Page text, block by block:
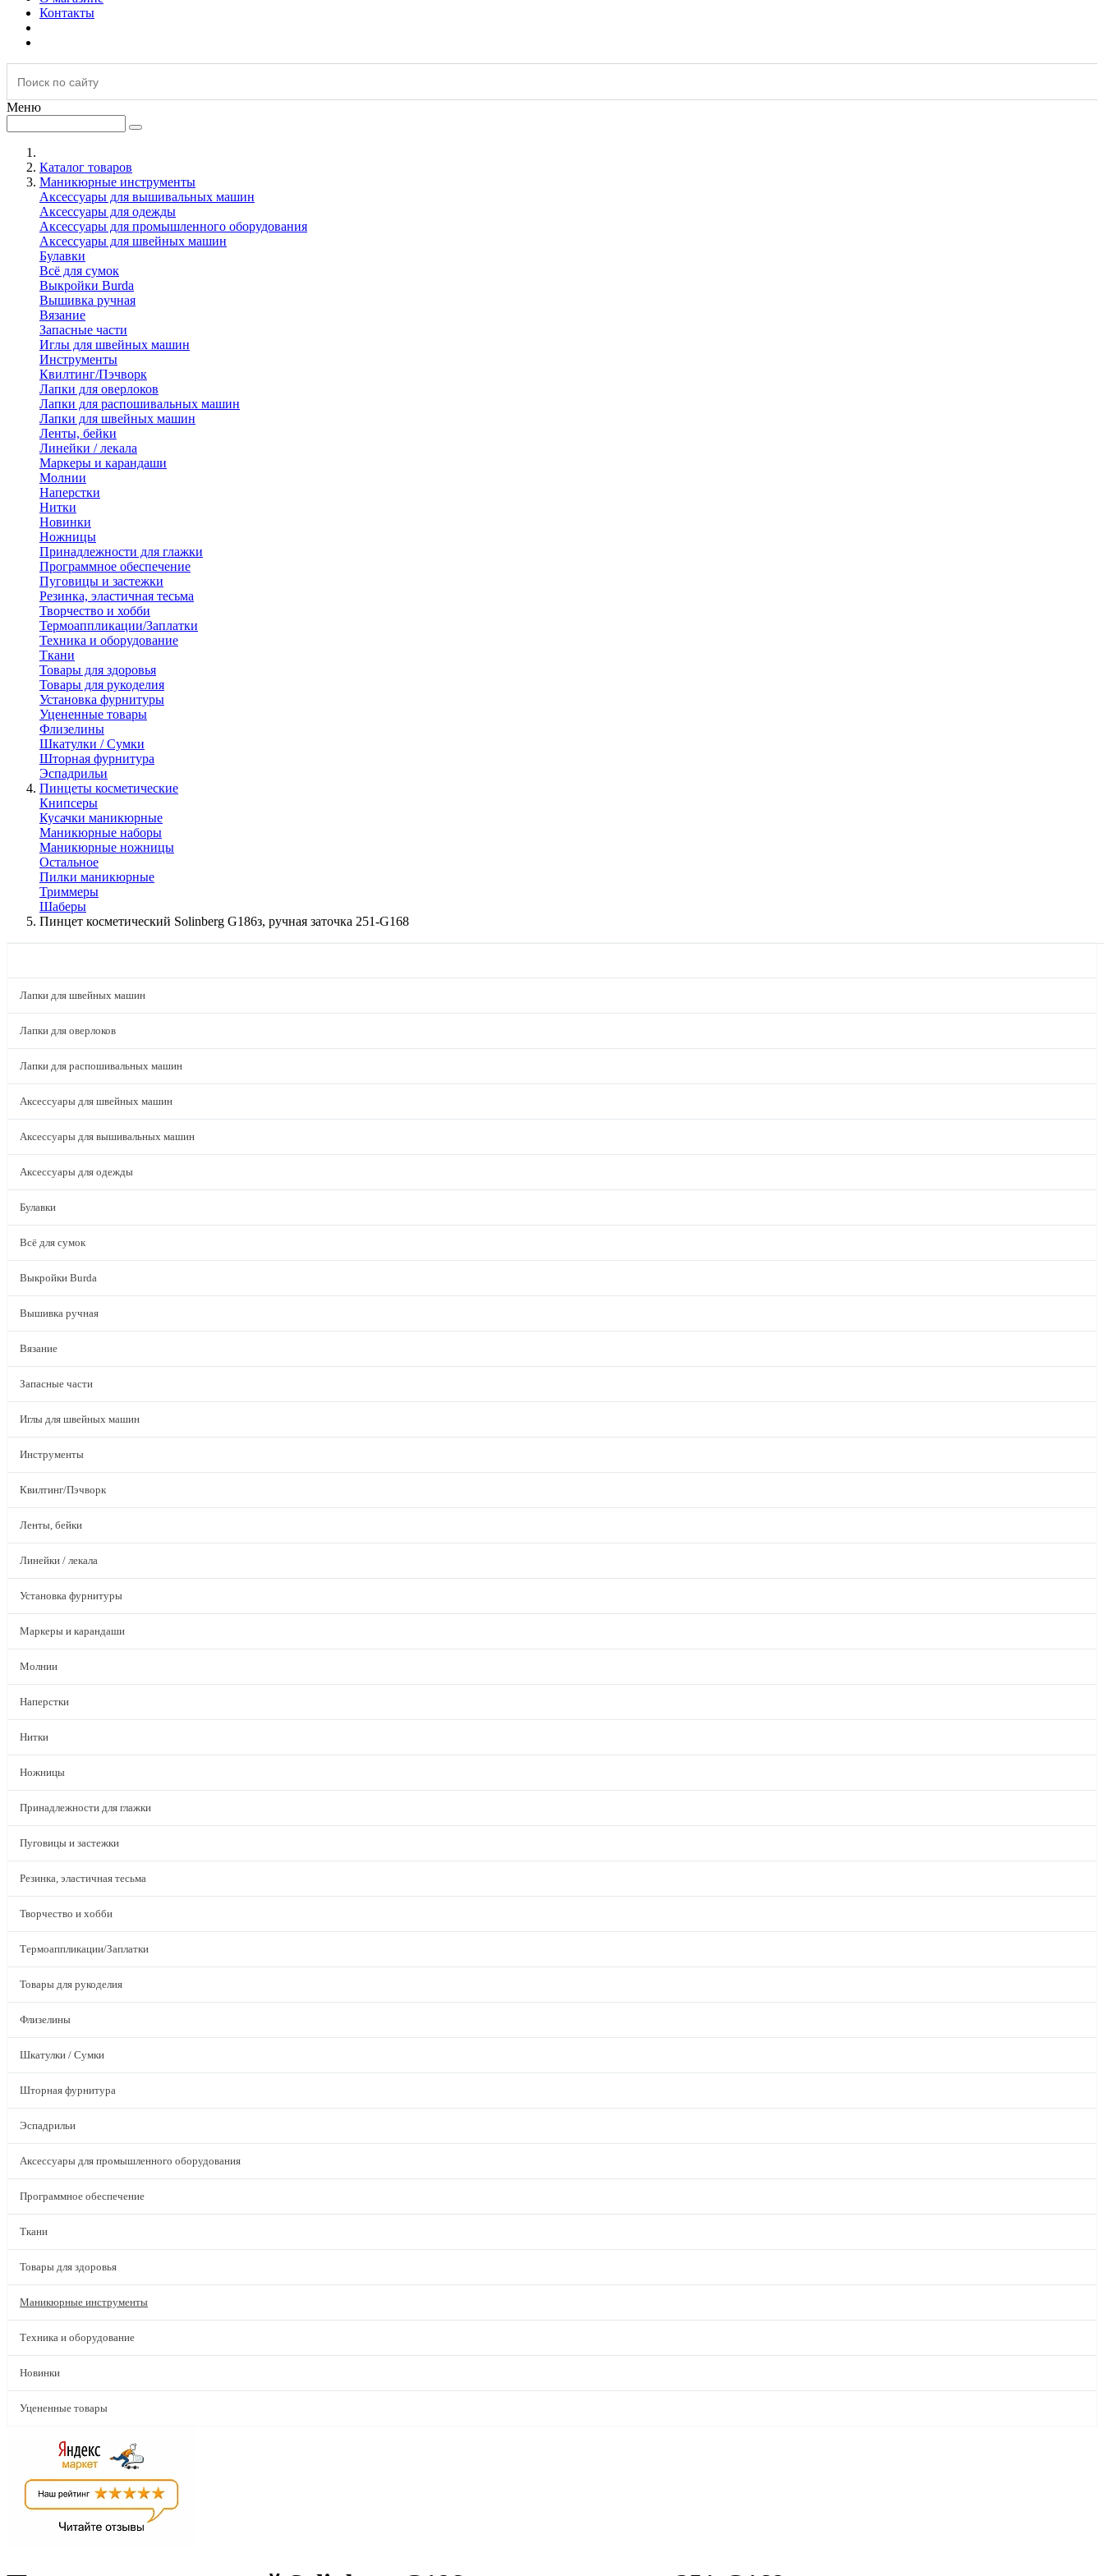
Контакты
Меню
Каталог товаров
Маникюрные инструменты
Аксессуары для вышивальных машин
Аксессуары для одежды
Аксессуары для промышленного оборудования
Аксессуары для швейных машин
Булавки
Всё для сумок
Выкройки Burda
Вышивка ручная
Вязание
Запасные части
Иглы для швейных машин
Инструменты
Квилтинг/Пэчворк
Лапки для оверлоков
Лапки для распошивальных машин
Лапки для швейных машин
Ленты, бейки
Линейки / лекала
Маркеры и карандаши
Молнии
Наперстки
Нитки
Новинки
Ножницы
Принадлежности для глажки
Программное обеспечение
Пуговицы и застежки
Резинка, эластичная тесьма
Творчество и хобби
Термоаппликации/Заплатки
Техника и оборудование
Ткани
Товары для здоровья
Товары для рукоделия
Установка фурнитуры
Уцененные товары
Флизелины
Шкатулки / Сумки
Шторная фурнитура
Эспадрильи
Пинцеты косметические
Книпсеры
Кусачки маникюрные
Маникюрные наборы
Маникюрные ножницы
Остальное
Пилки маникюрные
Триммеры
Шаберы
Пинцет косметический Solinberg G186з, ручная заточка 251-G168
Лапки для швейных машин
Лапки для оверлоков
Лапки для распошивальных машин
Аксессуары для швейных машин
Аксессуары для вышивальных машин
Аксессуары для одежды
Булавки
Всё для сумок
Выкройки Burda
Вышивка ручная
Вязание
Запасные части
Иглы для швейных машин
Инструменты
Квилтинг/Пэчворк
Ленты, бейки
Линейки / лекала
Установка фурнитуры
Маркеры и карандаши
Молнии
Наперстки
Нитки
Ножницы
Принадлежности для глажки
Пуговицы и застежки
Резинка, эластичная тесьма
Творчество и хобби
Термоаппликации/Заплатки
Товары для рукоделия
Флизелины
Шкатулки / Сумки
Шторная фурнитура
Эспадрильи
Аксессуары для промышленного оборудования
Программное обеспечение
Ткани
Товары для здоровья
Маникюрные инструменты
Техника и оборудование
Новинки
Уцененные товары